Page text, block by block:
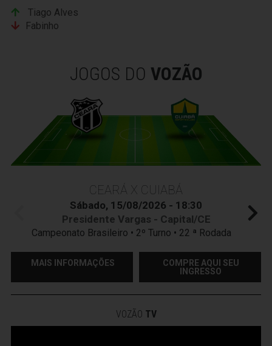
Tiago Alves
Fabinho
JOGOS DO VOZÃO
CEARÁ X CUIABÁ
Sábado, 15/08/2026 - 18:30
Presidente Vargas - Capital/CE
Campeonato Brasileiro • 2º Turno • 22 ª Rodada
MAIS INFORMAÇÕES
COMPRE AQUI SEU
INGRESSO
VOZÃO TV